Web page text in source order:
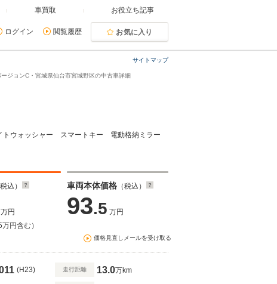
車買取 お役立ち記事
ログイン 閲覧履歴 お気に入り
サイトマップ
ジョンC・宮城県仙台市宮城野区の中古車詳細
ウォッシャー スマートキー 電動格納ミラー
税込）
万円
円含む）
車両本体価格 （税込）
93.5 万円
価格見直しメールを受け取る
(H23) 走行距離 13.0万km